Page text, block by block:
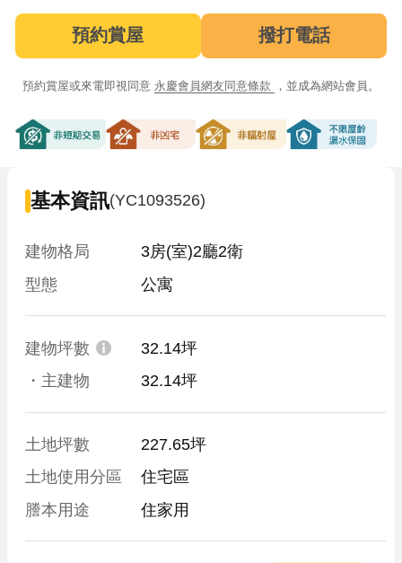
預約賞屋 撥打電話
預約賞屋或來電即視同意 永慶會員網友同意條款 ，並成為網站會員。
基本資訊(YC1093526)
建物格局
3房(室)2廳2衛
型態
公寓
建物坪數
32.14坪
・主建物
32.14坪
土地坪數
227.65坪
土地使用分區
住宅區
謄本用途
住家用